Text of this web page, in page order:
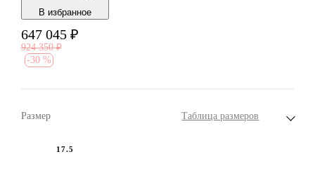
В избранноe
647 045 ₽
924 350 ₽
-30 %
Размер Таблица размеров
17.5